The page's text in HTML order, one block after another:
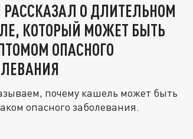
РАССКАЗАЛ О ДЛИТЕЛЬНОМ
КОТОРЫЙ МОЖЕТ БЫТЬ
ОПАСНОГО
почему кашель может быть
опасного заболевания.